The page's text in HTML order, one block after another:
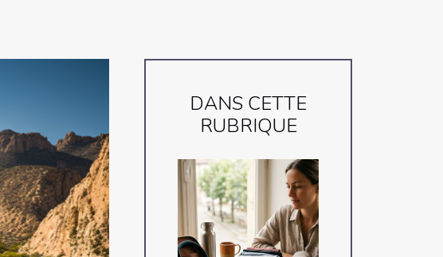
DANS CETTE
RUBRIQUE